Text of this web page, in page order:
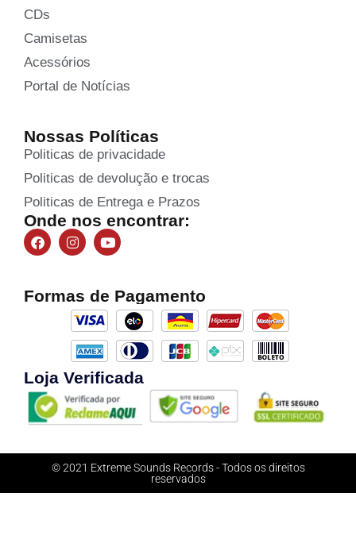
CDs
Camisetas
Acessórios
Portal de Notícias
Nossas Políticas
Politicas de privacidade
Politicas de devolução e trocas
Politicas de Entrega e Prazos
Onde nos encontrar:
Formas de Pagamento
Loja Verificada
© 2021 Extreme Sounds Records - Todos os direitos
reservados